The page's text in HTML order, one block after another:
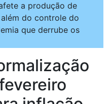
a produção de
do controle do
que derrube os